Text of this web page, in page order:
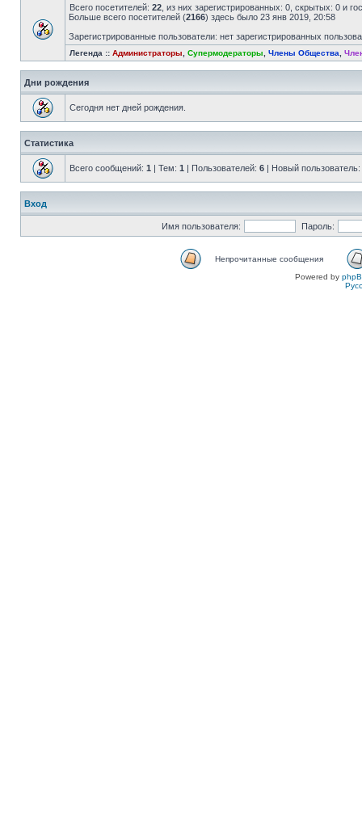
Всего посетителей: 22 , из них зарегистрированных: 0, скрытых: 0 и
Больше всего посетителей (2166) здесь было 23 янв 2019, 20:58
Зарегистрированные пользователи: нет зарегистрированных
Легенда :: Администраторы Супермодераторы Члены Общества
Дни рождения
Сегодня нет дней рождения.
Статистика
Всего сообщений: 1 | Тем: 1 | Пользователей: 6 | Новый пользователь:
Вход
Имя пользователя: Пароль:
Непрочитанные сообщения
Powered by